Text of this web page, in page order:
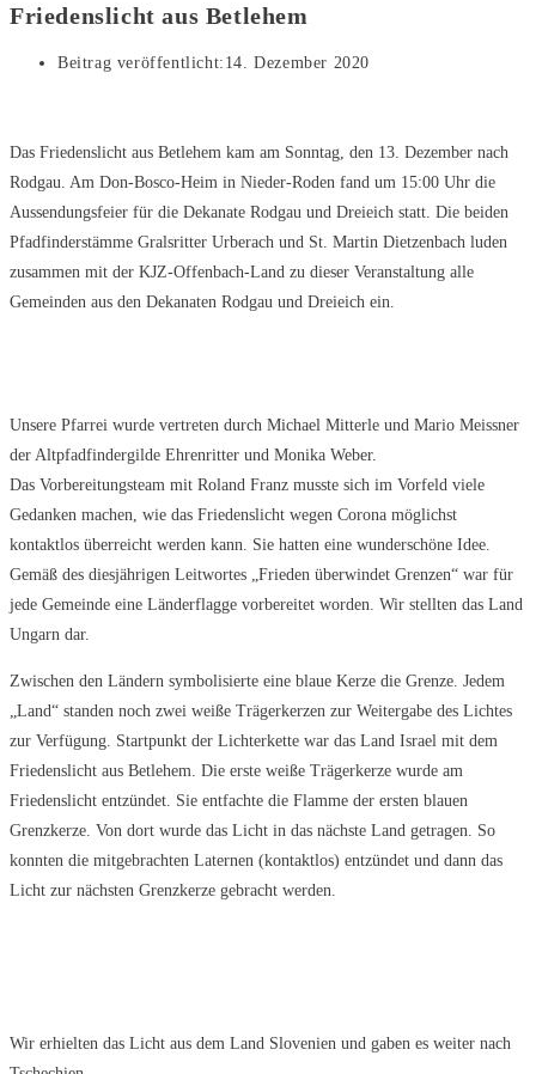
Friedenslicht aus Betlehem
Beitrag veröffentlicht: 14. Dezember 2020
Das Friedenslicht aus Betlehem kam am Sonntag, den 13. Dezember nach
Rodgau. Am Don-Bosco-Heim in Nieder-Roden fand um 15:00 Uhr die
Aussendungsfeier für die Dekanate Rodgau und Dreieich statt. Die beiden
Pfadfinderstämme Gralsritter Urberach und St. Martin Dietzenbach luden
zusammen mit der KJZ-Offenbach-Land zu dieser Veranstaltung alle
Gemeinden aus den Dekanaten Rodgau und Dreieich ein.
Unsere Pfarrei wurde vertreten durch Michael Mitterle und Mario Meissner
der Altpfadfindergilde Ehrenritter und Monika Weber.
Das Vorbereitungsteam mit Roland Franz musste sich im Vorfeld viele
Gedanken machen, wie das Friedenslicht wegen Corona möglichst
kontaktlos überreicht werden kann. Sie hatten eine wunderschöne Idee.
Gemäß des diesjährigen Leitwortes „Frieden überwindet Grenzen“ war für
jede Gemeinde eine Länderflagge vorbereitet worden. Wir stellten das Land
Ungarn dar.
Zwischen den Ländern symbolisierte eine blaue Kerze die Grenze. Jedem
„Land“ standen noch zwei weiße Trägerkerzen zur Weitergabe des Lichtes
zur Verfügung. Startpunkt der Lichterkette war das Land Israel mit dem
Friedenslicht aus Betlehem. Die erste weiße Trägerkerze wurde am
Friedenslicht entzündet. Sie entfachte die Flamme der ersten blauen
Grenzkerze. Von dort wurde das Licht in das nächste Land getragen. So
konnten die mitgebrachten Laternen (kontaktlos) entzündet und dann das
Licht zur nächsten Grenzkerze gebracht werden.
Wir erhielten das Licht aus dem Land Slovenien und gaben es weiter nach